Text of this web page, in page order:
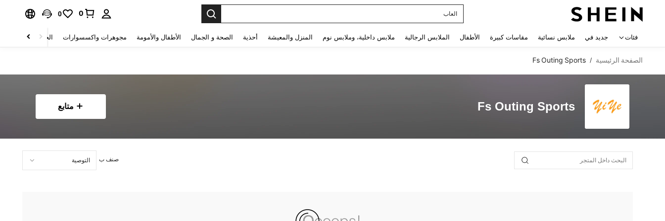
العاب
0
0
فئات جديد في ملابس نسائية مقاسات كبيرة الأطفال الملابس الرجالية ملابس داخلية، وملابس نوم المنزل والمعيشة أحذية الصحة و الجمال الأطفال والأمومة مجوهرات واكسسوارات الحقائب والأمتعة
الصفحة الرئيسية /
Fs Outing Sports
Fs Outing Sports متابع
صنف ب